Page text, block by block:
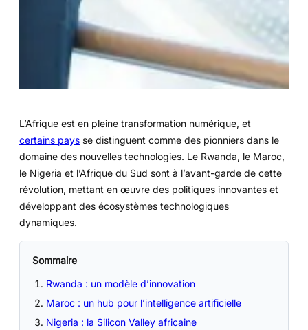
L’Afrique est en pleine transformation numérique, et
certains pays se distinguent comme des pionniers dans le
domaine des nouvelles technologies. Le Rwanda, le Maroc,
le Nigeria et l’Afrique du Sud sont à l’avant-garde de cette
révolution, mettant en œuvre des politiques innovantes et
développant des écosystèmes technologiques
dynamiques.
Sommaire
Rwanda : un modèle d’innovation
Maroc : un hub pour l’intelligence artificielle
Nigeria : la Silicon Valley africaine